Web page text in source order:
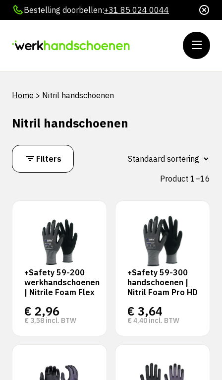
Bestelling doorbellen:+31 85 024 0044
Home > Nitril handschoenen
Nitril handschoenen
Filters
Product 1–16
+Safety 59-200
werkhandschoenen
| Nitrile Foam Flex
€ 2,96
€ 3,58 incl. BTW
+Safety 59-300
handschoenen |
Nitril Foam Pro HD
€ 3,64
€ 4,40 incl. BTW